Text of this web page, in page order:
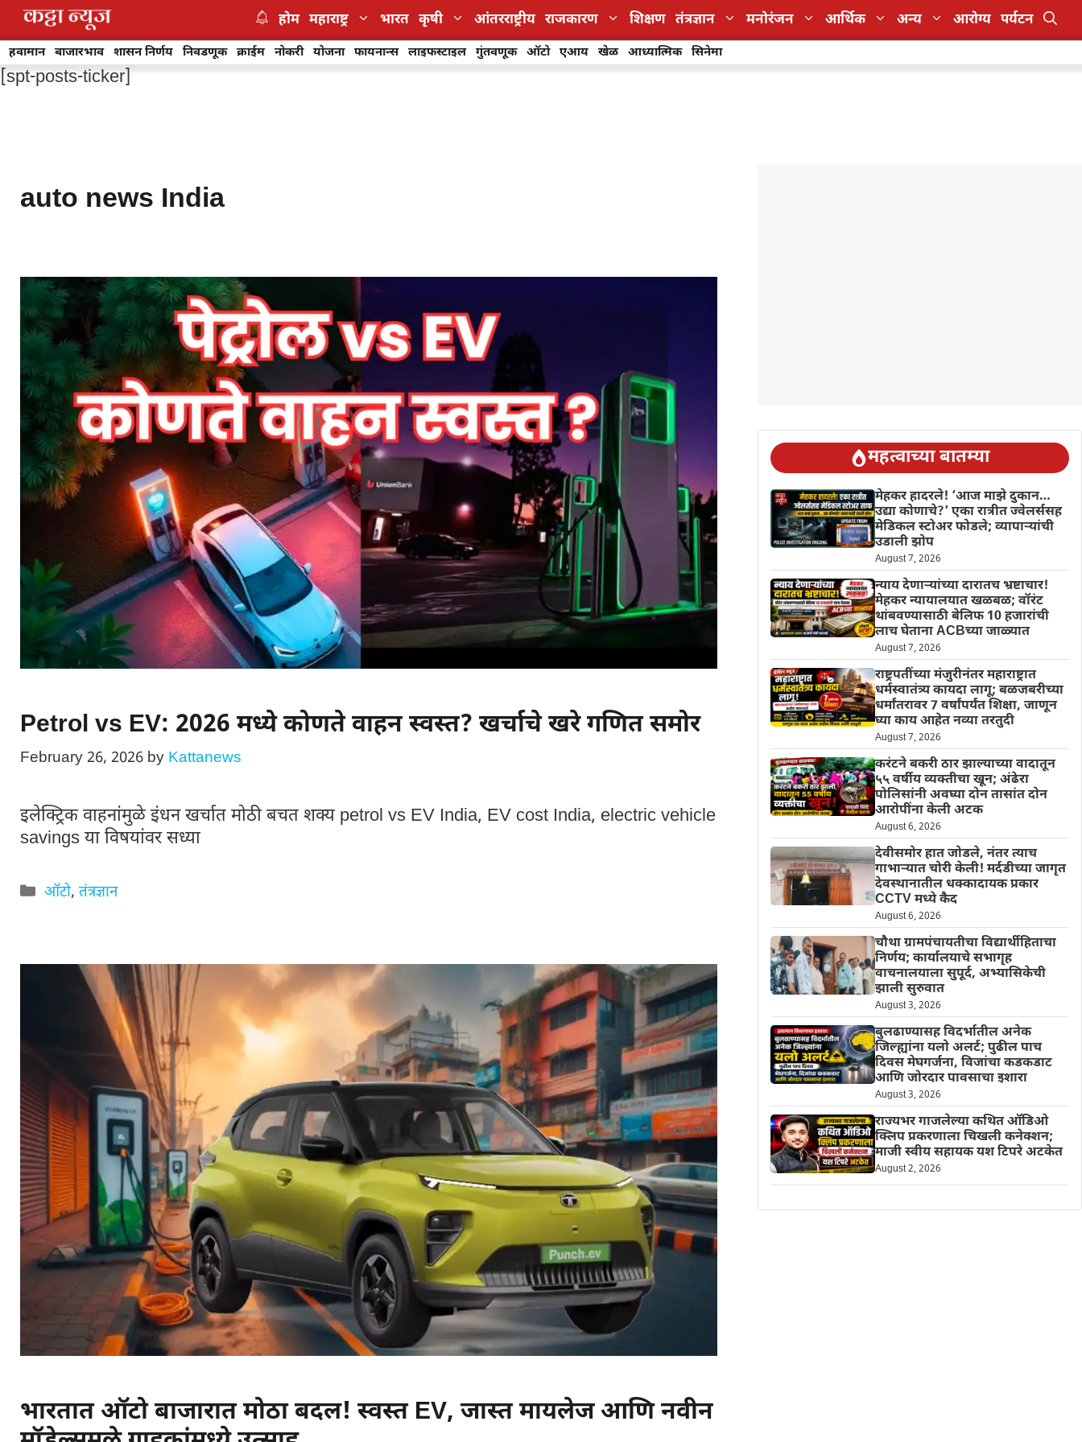
Skip
content
होम महाराष्ट्र भारत कृषी आंतरराष्ट्रीय राजकारण शिक्षण तंत्रज्ञान मनोरंजन आर्थिक अन्य आरोग्य पर्यटन
हवामान बाजारभाव शासन निर्णय निवडणूक क्राईम नोकरी योजना फायनान्स लाइफस्टाइल गुंतवणूक ऑटो एआय खेळ आध्यात्मिक सिनेमा
[spt-posts-ticker]
auto news India
Petrol vs EV: 2026 मध्ये कोणते वाहन स्वस्त? खर्चाचे खरे गणित समोर
February 26, 2026 by Kattanews
इलेक्ट्रिक वाहनांमुळे इंधन खर्चात मोठी बचत शक्य petrol vs EV India, EV cost India, electric vehicle
savings या विषयांवर सध्या
Categories
ऑटो, तंत्रज्ञान
भारतात ऑटो बाजारात मोठा बदल! स्वस्त EV, जास्त मायलेज आणि नवीन
महत्वाच्या बातम्या
मेहकर हादरले! ‘आज माझे दुकान…
उद्या कोणाचे?’ एका रात्रीत ज्वेलर्ससह
मेडिकल स्टोअर फोडले; व्यापाऱ्यांची
उडाली झोप
August 7, 2026
न्याय देणाऱ्यांच्या दारातच भ्रष्टाचार!
मेहकर न्यायालयात खळबळ; वॉरंट
थांबवण्यासाठी बेलिफ 10 हजारांची
लाच घेताना ACBच्या जाळ्यात
August 7, 2026
राष्ट्रपतींच्या मंजुरीनंतर महाराष्ट्रात
धर्मस्वातंत्र्य कायदा लागू; बळजबरीच्या
धर्मांतरावर 7 वर्षांपर्यंत शिक्षा, जाणून
घ्या काय आहेत नव्या तरतुदी
August 7, 2026
करंटने बकरी ठार झाल्याच्या वादातून
५५ वर्षीय व्यक्तीचा खून; अंढेरा
पोलिसांनी अवघ्या दोन तासांत दोन
आरोपींना केली अटक
August 6, 2026
देवीसमोर हात जोडले, नंतर त्याच
गाभाऱ्यात चोरी केली! मर्दडीच्या जागृत
देवस्थानातील धक्कादायक प्रकार
CCTV मध्ये कैद
August 6, 2026
चौथा ग्रामपंचायतीचा विद्यार्थीहिताचा
निर्णय; कार्यालयाचे सभागृह
वाचनालयाला सुपूर्द, अभ्यासिकेची
झाली सुरुवात
August 3, 2026
बुलढाण्यासह विदर्भातील अनेक
जिल्ह्यांना यलो अलर्ट; पुढील पाच
दिवस मेघगर्जना, विजांचा कडकडाट
आणि जोरदार पावसाचा इशारा
August 3, 2026
राज्यभर गाजलेल्या कथित ऑडिओ
क्लिप प्रकरणाला चिखली कनेक्शन;
माजी स्वीय सहायक यश टिपरे अटकेत
August 2, 2026